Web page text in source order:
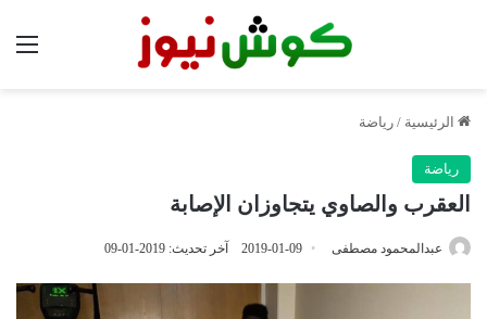
الرئيسية / رياضة
رياضة
العقرب والصاوي يتجاوزان الإصابة
عبدالمحمود مصطفى 2019-01-09 آخر تحديث: 2019-01-09